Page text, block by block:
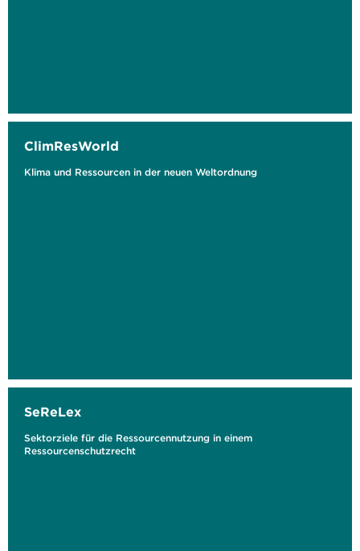
ClimResWorld
Klima und Ressourcen in der neuen Weltordnung
SeReLex
Sektorziele für die Ressourcennutzung in einem
Ressourcenschutzrecht